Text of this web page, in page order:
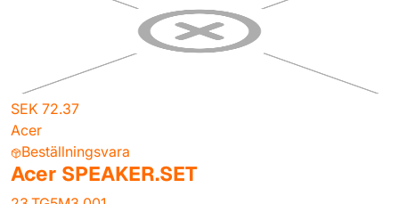
SEK 72.37
Acer
Beställningsvara
Acer SPEAKER.SET